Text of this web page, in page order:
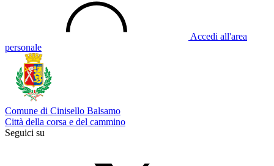
Accedi all'area
personale
Comune di Cinisello Balsamo
Città della corsa e del cammino
Seguici su